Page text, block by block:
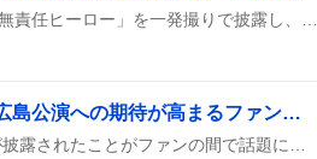
SUPER EIGHTがTHE FIRST TAKEで新曲「無責任ヒーロー」を一発撮りで披露し、イナズマ戦隊とコラボしたことがSNSで話題になっている。
遠藤理子、ブログ更新で浴衣姿披露 広島公演への期待が高まるファン歓喜
遠藤理子がブログを更新し、紺色の浴衣姿が披露されたことがファンの間で話題に。『可愛い』や『浴衣が似合う』といったコメントが続き、広島公演への応援メッセージも多数寄せられ、期待が高まっている様子がうかがえる。